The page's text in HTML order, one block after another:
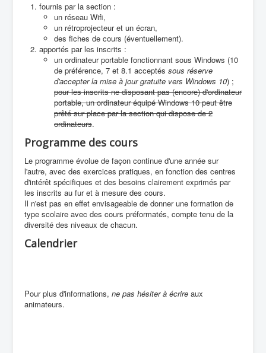
fournis par la section :
un réseau Wifi,
un rétroprojecteur et un écran,
des fiches de cours (éventuellement).
apportés par les inscrits :
un ordinateur portable fonctionnant sous Windows (10
de préférence, 7 et 8.1 acceptés sous réserve
d'accepter la mise à jour gratuite vers Windows 10) ;
pour les inscrits ne disposant pas (encore) d'ordinateur
portable, un ordinateur équipé Windows 10 peut être
prêté sur place par la section qui dispose de 2
ordinateurs.
Programme des cours
Le programme évolue de façon continue d'une année sur
l'autre, avec des exercices pratiques, en fonction des centres
d'intérêt spécifiques et des besoins clairement exprimés par
les inscrits au fur et à mesure des cours.
Il n'est pas en effet envisageable de donner une formation de
type scolaire avec des cours préformatés, compte tenu de la
diversité des niveaux de chacun.
Calendrier
Pour plus d'informations, ne pas hésiter à écrire aux
animateurs.